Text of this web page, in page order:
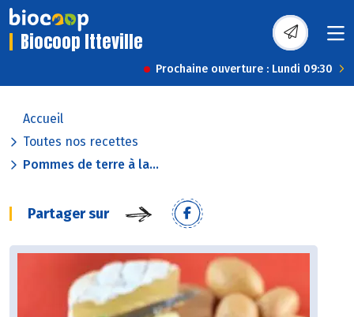
Biocoop Itteville
Prochaine ouverture : Lundi 09:30
Accueil
Toutes nos recettes
Pommes de terre à la...
Partager sur